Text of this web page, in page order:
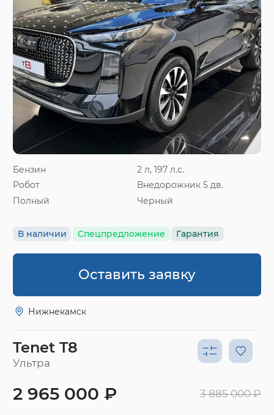
Бензин
2 л, 197 л.с.
Робот
Внедорожник 5 дв.
Полный
Черный
В наличии Спецпредложение Гарантия
Оставить заявку
Нижнекамск
Tenet T8
Ультра
2 965 000 ₽ 3 885 000 ₽